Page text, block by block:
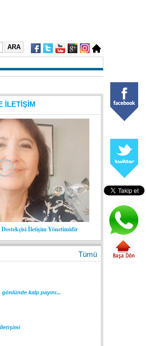
İLETİŞİM
İletişim Yönetimidir
Tümü
kalp payını...